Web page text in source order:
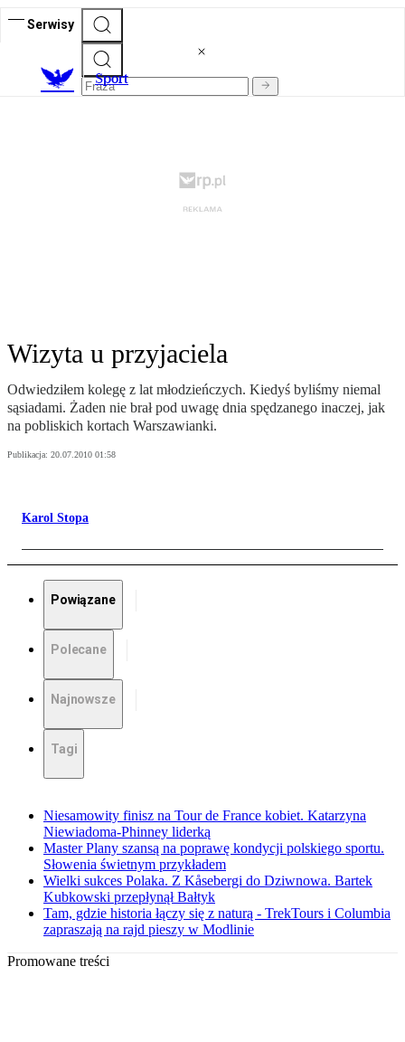
Serwisy
Sport
Wizyta u przyjaciela
Odwiedziłem kolegę z lat młodzieńczych. Kiedyś byliśmy niemal
sąsiadami. Żaden nie brał pod uwagę dnia spędzanego inaczej, jak
na pobliskich kortach Warszawianki.
Publikacja: 20.07.2010 01:58
Karol Stopa
Powiązane
Polecane
Najnowsze
Tagi
Niesamowity finisz na Tour de France kobiet. Katarzyna
Niewiadoma-Phinney liderką
Master Plany szansą na poprawę kondycji polskiego sportu.
Słowenia świetnym przykładem
Wielki sukces Polaka. Z Kåsebergi do Dziwnowa. Bartek
Kubkowski przepłynął Bałtyk
Tam, gdzie historia łączy się z naturą - TrekTours i Columbia
zapraszają na rajd pieszy w Modlinie
Promowane treści